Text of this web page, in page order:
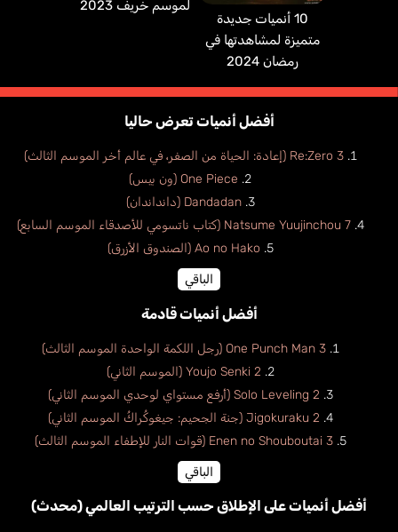
10 أنميات جديدة
متميزة لمشاهدتها في
رمضان 2024
لموسم خريف 2023
أفضل أنميات تعرض حاليا
Re:Zero 3 (إعادة: الحياة من الصفر، في عالم أخر الموسم الثالث)
One Piece (ون بيس)
Dandadan (دانداندان)
Natsume Yuujinchou 7 (كتاب ناتسومي للأصدقاء الموسم السابع)
Ao no Hako (الصندوق الأزرق)
الباقي
أفضل أنميات قادمة
One Punch Man 3 (رجل اللكمة الواحدة الموسم الثالث)
Youjo Senki 2 (الموسم الثاني)
Solo Leveling 2 (أرفع مستواي لوحدي الموسم الثاني)
Jigokuraku 2 (جنة الجحيم: جيغوكُراكُ الموسم الثاني)
Enen no Shouboutai 3 (قوات النار للإطفاء الموسم الثالث)
الباقي
أفضل أنميات على الإطلاق حسب الترتيب العالمي (محدث)